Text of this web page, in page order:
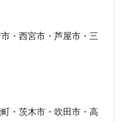
・西宮市・芦屋市・三
・茨木市・吹田市・高